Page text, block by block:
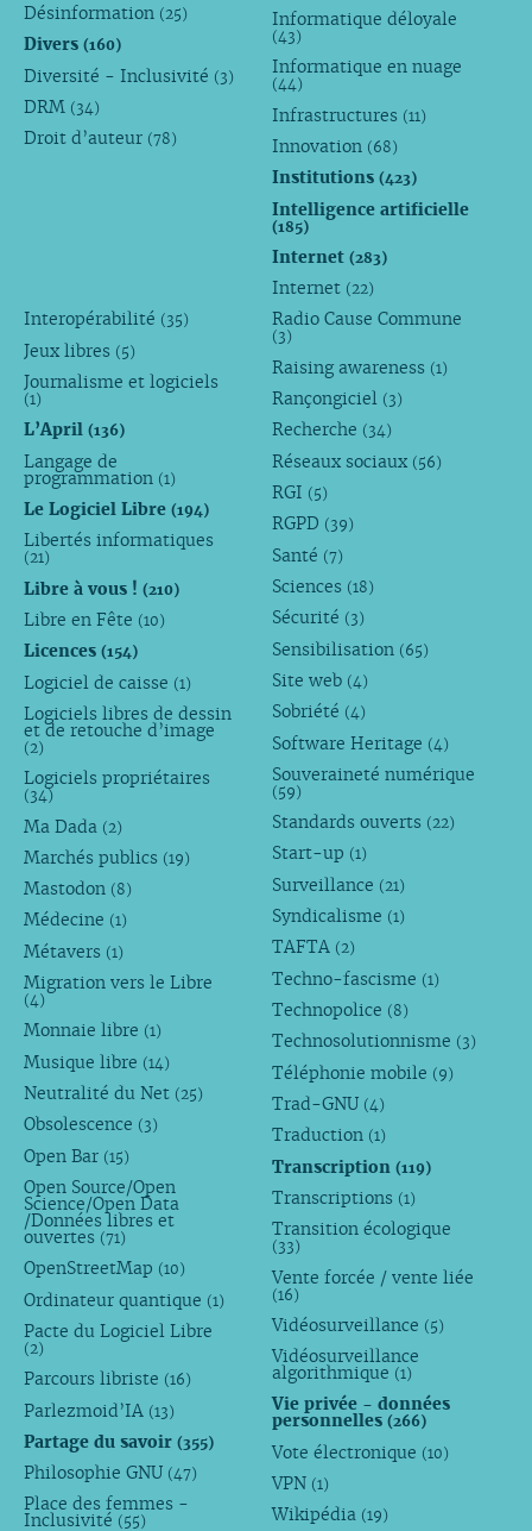
Désinformation (25)
Divers (160)
Diversité - Inclusivité (3)
DRM (34)
Droit d’auteur (78)
Informatique déloyale
(43)
Informatique en nuage
(44)
Infrastructures (11)
Innovation (68)
Institutions(423)
Intelligence artificielle
(185)
Internet(283)
Internet (22)
Interopérabilité (35)
Jeux libres (5)
Journalisme et logiciels
(1)
L’April (136)
Langage de
programmation (1)
Le Logiciel Libre (194)
Libertés informatiques
(21)
Libre à vous ! (210)
Libre en Fête (10)
Licences (154)
Logiciel de caisse (1)
Logiciels libres de dessin
et de retouche d’image
(2)
Logiciels propriétaires
(34)
Ma Dada (2)
Marchés publics (19)
Mastodon (8)
Médecine (1)
Métavers (1)
Migration vers le Libre
(4)
Monnaie libre (1)
Musique libre (14)
Neutralité du Net (25)
Obsolescence (3)
Open Bar (15)
Open Source/Open
Science/Open Data
/Données libres et
ouvertes (71)
OpenStreetMap (10)
Ordinateur quantique (1)
Pacte du Logiciel Libre
(2)
Parcours libriste (16)
Parlezmoid’IA (13)
Partage du savoir (355)
Philosophie GNU (47)
Place des femmes -
Inclusivité (55)
Radio Cause Commune
(3)
Raising awareness (1)
Rançongiciel (3)
Recherche (34)
Réseaux sociaux (56)
RGI (5)
RGPD (39)
Santé (7)
Sciences (18)
Sécurité (3)
Sensibilisation (65)
Site web (4)
Sobriété (4)
Software Heritage (4)
Souveraineté numérique
(59)
Standards ouverts (22)
Start-up (1)
Surveillance (21)
Syndicalisme (1)
TAFTA (2)
Techno-fascisme (1)
Technopolice (8)
Technosolutionnisme (3)
Téléphonie mobile (9)
Trad-GNU (4)
Traduction (1)
Transcription(119)
Transcriptions (1)
Transition écologique
(33)
Vente forcée / vente liée
(16)
Vidéosurveillance (5)
Vidéosurveillance
algorithmique (1)
Vie privée - données
personnelles(266)
Vote électronique (10)
VPN (1)
Wikipédia (19)